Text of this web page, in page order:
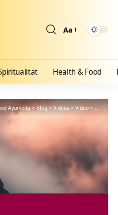
Aa
Health & Food
Ayurveda>Blog>Videos>Video>Welches